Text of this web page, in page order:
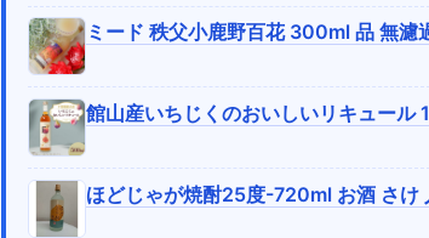
ミード 秩父小鹿野百花 300ml 品 無濾
館山産いちじくのおいしいリキュール
ほどじゃが焼酎25度-720ml お酒 さけ